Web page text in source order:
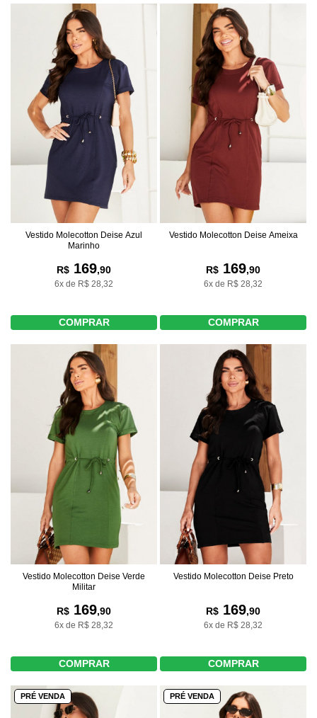
Vestido Molecotton Deise Azul
Marinho
R$ 169,90
6x de R$ 28,32
COMPRAR
Vestido Molecotton Deise Ameixa
R$ 169,90
6x de R$ 28,32
COMPRAR
Vestido Molecotton Deise Verde
Militar
R$ 169,90
6x de R$ 28,32
COMPRAR
Vestido Molecotton Deise Preto
R$ 169,90
6x de R$ 28,32
COMPRAR
PRÉ VENDA PRÉ VENDA